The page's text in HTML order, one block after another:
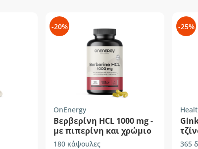
-20%
OnEnergy
Βερβερίνη HCL 1000 mg -
με πιπερίνη και χρώμιο
180 κάψουλες
-25%
mg
365